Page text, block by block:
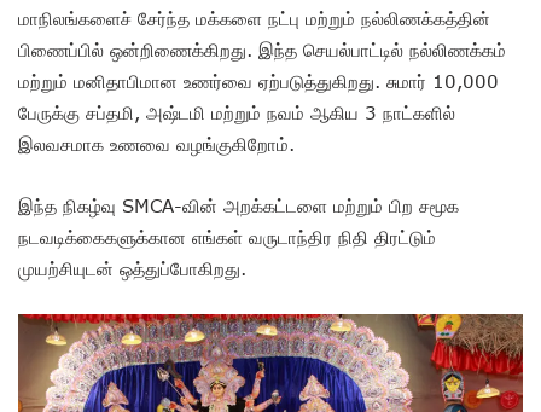
மாநிலங்களைச் சேர்ந்த மக்களை நட்பு மற்றும் நல்லிணக்கத்தின்
பிணைப்பில் ஒன்றிணைக்கிறது. இந்த செயல்பாட்டில் நல்லிணக்கம்
மற்றும் மனிதாபிமான உணர்வை ஏற்படுத்துகிறது. சுமார் 10,000
பேருக்கு சப்தமி, அஷ்டமி மற்றும் நவம் ஆகிய 3 நாட்களில்
இலவசமாக உணவை வழங்குகிறோம்.
இந்த நிகழ்வு SMCA-வின் அறக்கட்டளை மற்றும் பிற சமூக
நடவடிக்கைகளுக்கான எங்கள் வருடாந்திர நிதி திரட்டும்
முயற்சியுடன் ஒத்துப்போகிறது.